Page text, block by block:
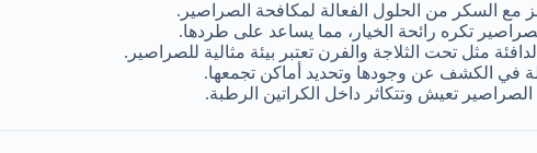
مع السكر من الحلول الفعالة لمكافحة الصراصير.
تكره رائحة الخيار، مما يساعد على طردها.
مثل تحت الثلاجة والفرن تعتبر بيئة مثالية للصراصير.
في الكشف عن وجودها وتحديد أماكن تجمعها.
الصراصير تعيش وتتكاثر داخل الكراتين الرطبة.